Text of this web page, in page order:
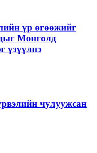
үр өгөөжийг
Монголд
үзүүлнэ
чулуужсан